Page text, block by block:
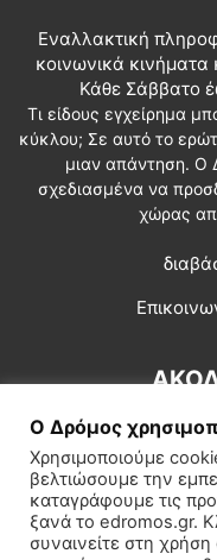
Εναλλακτική
κοινωνικά κινήματα
Κάθε Σάββατο
Τι είδους εγχείρημα
κύκλου; Σε αυτό το
μιαν απάντηση. Ο
σχεδιασμένα να
χώρας
Εγγραφή συνδρομητή
Ο Δρόμος
Χρησιμοποιούμε
βελτιώσουμε την
καταγράφουμε τις
ξανά το edromos.gr.
συναινείτε στη